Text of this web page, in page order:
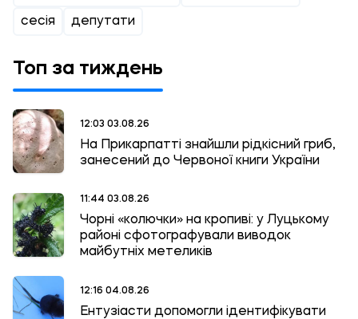
сесія депутати
Топ за тиждень
12:03 03.08.26
На Прикарпатті знайшли рідкісний гриб,
занесений до Червоної книги України
11:44 03.08.26
Чорні «колючки» на кропиві: у Луцькому
районі сфотографували виводок
майбутніх метеликів
12:16 04.08.26
Ентузіасти допомогли ідентифікувати